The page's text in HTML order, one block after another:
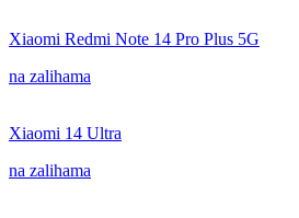
Xiaomi Redmi Note 14 Pro Plus 5G
na zalihama
Xiaomi 14 Ultra
na zalihama